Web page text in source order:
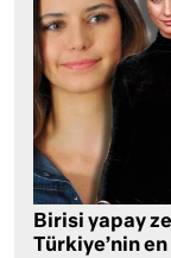
Birisi yapay
Türkiye’nin